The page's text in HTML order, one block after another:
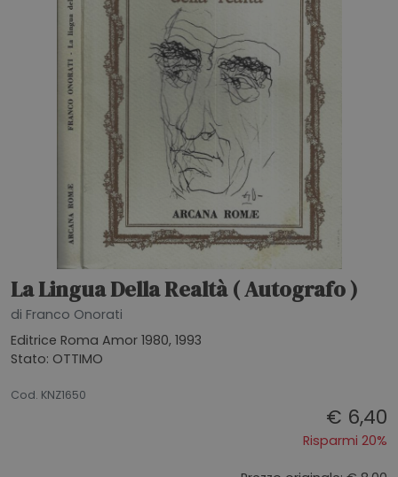
La Lingua Della Realtà ( Autografo )
di Franco Onorati
Editrice Roma Amor 1980, 1993
Stato: OTTIMO
Cod. KNZ1650
€ 6,40
Risparmi 20%